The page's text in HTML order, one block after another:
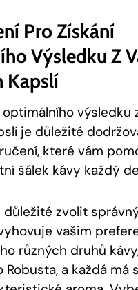
Pro Získání
Výsledku Z
Kapslí
optimálního výsledku
je důležité
které vám
šálek kávy každý
důležité zvolit
vašim
různých druhů
a každá má